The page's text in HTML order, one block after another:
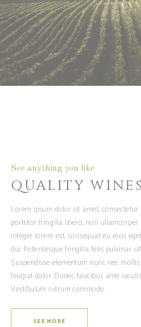
See anything you like
QUALITY WINES
Lorem ipsum dolor sit amet,
porttitor fringilla libero, non ullamcorper
Integer lorem est, consequat eu eros
dui. Pellentesque fringilla felis pulvinar
Suspendisse elementum nunc nec
feugiat dolor. Donec faucibus ante
Vestibulum rutrum commodo.
SEE MORE